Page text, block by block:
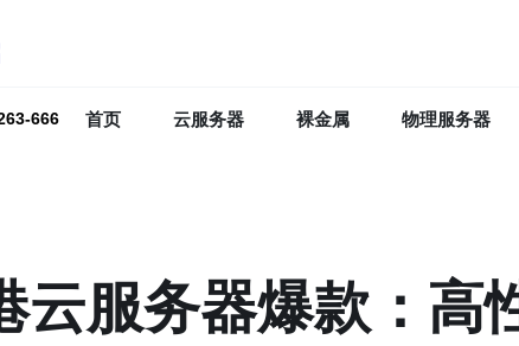
666 首页 云服务器 裸金属 物理服务器
云服务器爆款：高